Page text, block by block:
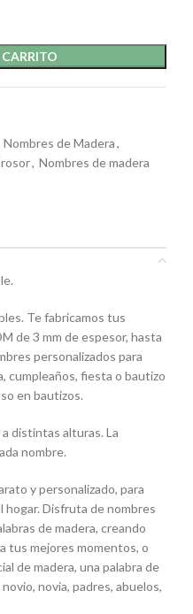
Nombres de Madera,
, Nombres de madera
Te fabricamos tus
de 3 mm de espesor, hasta
personalizados para
cumpleaños, fiesta o bautizo
en bautizos.
distintas alturas. La
nombre.
y personalizado, para
Disfruta de nombres
de madera, creando
tus mejores momentos, o
de madera, una palabra de
novia, padres, abuelos,